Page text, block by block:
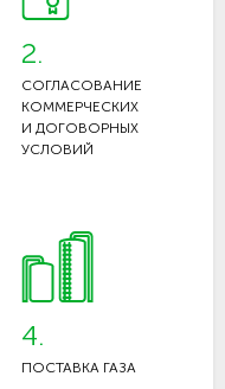
2.
СОГЛАСОВАНИЕ
КОММЕРЧЕСКИХ
И ДОГОВОРНЫХ
УСЛОВИЙ
4.
ПОСТАВКА ГАЗА